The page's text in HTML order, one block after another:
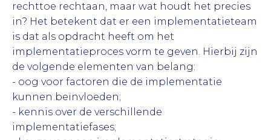
rechttoe rechtaan, maar wat houdt het precies
in? Het betekent dat er een implementatieteam
is dat als opdracht heeft om het
implementatieproces vorm te geven. Hierbij zijn
de volgende elementen van belang:
- oog voor factoren die de implementatie
kunnen beïnvloeden;
- kennis over de verschillende
implementatiefases;